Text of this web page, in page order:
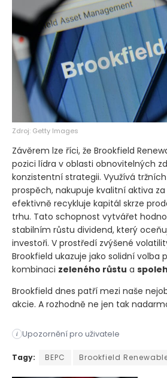
Zdroj: Getty Images
Závěrem lze říci, že Brookfield
pozici lídra v oblasti obnovitelných
konzistentní strategii. Využívá
prospěch, nakupuje kvalitní aktiva
efektivně recykluje kapitál skrze
trhu. Tato schopnost vytvářet
stabilním růstu dividend, který
investoři. V prostředí zvýšené
Brookfield ukazuje jako solidní volba
kombinaci zeleného růstu a
Brookfield dnes patří mezi naše
akcie. A rozhodně ne jen tak
i Upozornění pro uživatele
Společnost Brookfield Renewable
Tagy: BEPC Brookfield